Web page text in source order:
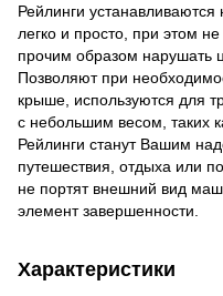
Рейлинги
легко и просто, при этом
прочим образом нарушать
Позволяют при
крыше, используются для
с небольшим весом, таких
Рейлинги станут Вашим
путешествия, отдыха или
не портят внешний вид
элемент завершенности.
Характеристики